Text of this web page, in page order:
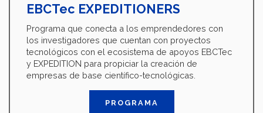
EBCTec EXPEDITIONERS
Programa que conecta a los emprendedores con
los investigadores que cuentan con proyectos
tecnológicos con el ecosistema de apoyos EBCTec
y EXPEDITION para propiciar la creación de
empresas de base científico-tecnológicas.
PROGRAMA